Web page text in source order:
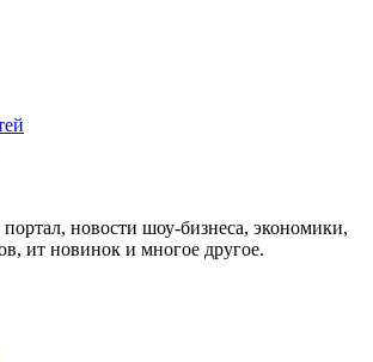
новости шоу-бизнеса, экономики,
ит новинок и многое другое.